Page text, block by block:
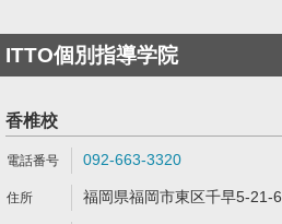
ITTO個別指導学院
香椎校
092-663-3320
福岡県福岡市東区千早5-21-6